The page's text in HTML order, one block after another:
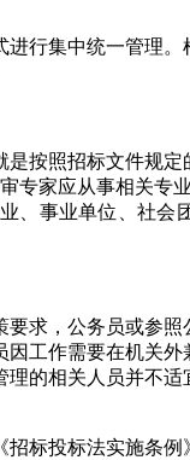
行集中统一管理。
按照招标文件规
专家应从事相关专
、事业单位、社会
求，公务员或参照
工作需要在机关
的相关人员并不
标投标法实施条